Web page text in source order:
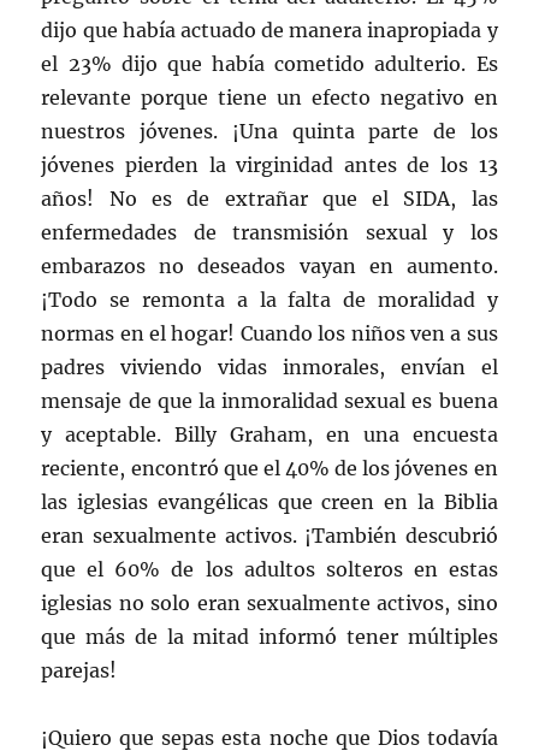
dijo que había actuado de manera inapropiada y
el 23% dijo que había cometido adulterio. Es
relevante porque tiene un efecto negativo en
nuestros jóvenes. ¡Una quinta parte de los
jóvenes pierden la virginidad antes de los 13
años! No es de extrañar que el SIDA, las
enfermedades de transmisión sexual y los
embarazos no deseados vayan en aumento.
¡Todo se remonta a la falta de moralidad y
normas en el hogar! Cuando los niños ven a sus
padres viviendo vidas inmorales, envían el
mensaje de que la inmoralidad sexual es buena
y aceptable. Billy Graham, en una encuesta
reciente, encontró que el 40% de los jóvenes en
las iglesias evangélicas que creen en la Biblia
eran sexualmente activos. ¡También descubrió
que el 60% de los adultos solteros en estas
iglesias no solo eran sexualmente activos, sino
que más de la mitad informó tener múltiples
parejas!
¡Quiero que sepas esta noche que Dios todavía